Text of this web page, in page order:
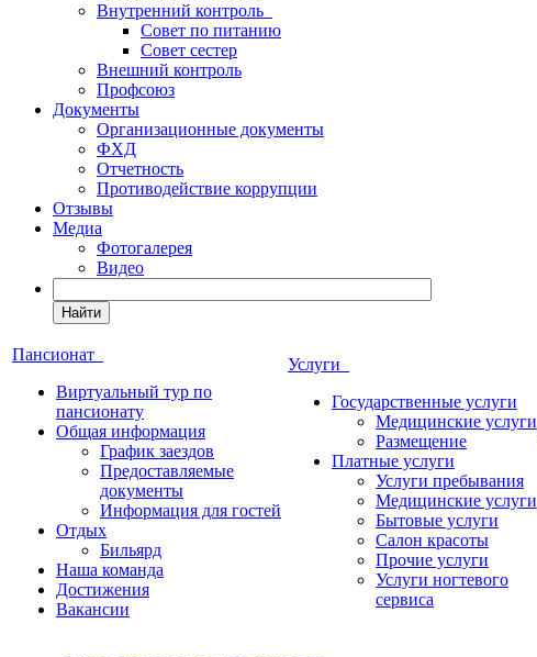
Внутренний контроль
Совет по питанию
Совет сестер
Внешний контроль
Профсоюз
Документы
Организационные документы
ФХД
Отчетность
Противодействие коррупции
Отзывы
Медиа
Фотогалерея
Видео
Найти
Пансионат
Виртуальный тур по
пансионату
Общая информация
График заездов
Предоставляемые
документы
Информация для гостей
Отдых
Бильярд
Наша команда
Достижения
Вакансии
Услуги
Государственные услуги
Медицинские услуги
Размещение
Платные услуги
Услуги пребывания
Медицинские услуги
Бытовые услуги
Салон красоты
Прочие услуги
Услуги ногтевого
сервиса